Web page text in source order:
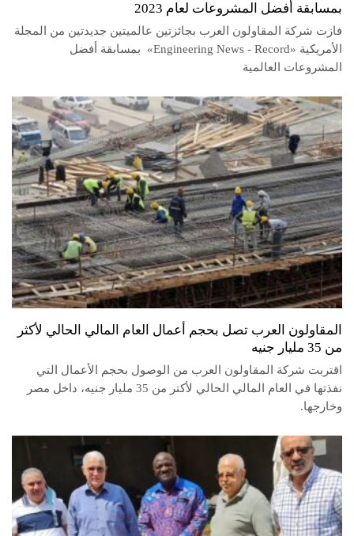
بمسابقة أفضل المشروعات لعام 2023
فازت شركة المقاولون العرب بجائزتين عالميتين جديدتين من المجلة
الأمريكية «Engineering News - Record» بمسابقة أفضل
المشروعات العالمية
المقاولون العرب تصل بحجم أعمال العام المالي الحالي لأكثر
من 35 مليار جنيه
اقتربت شركة المقاولون العرب من الوصول بحجم الأعمال التي
نفذتها في العام المالي الحالي لأكتر من 35 مليار جنيه، داخل مصر
وخارجها.